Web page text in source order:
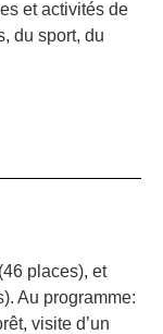
et activités de
du sport, du
places), et
Au programme:
visite d’un